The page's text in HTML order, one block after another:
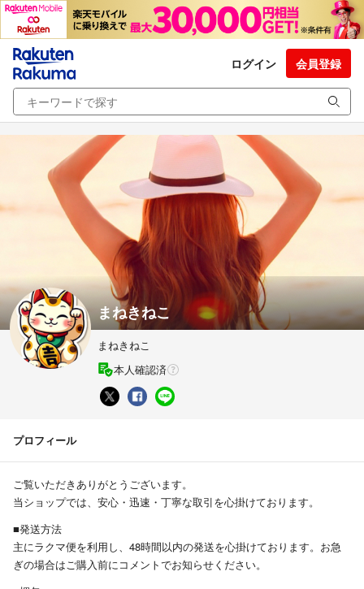
ログイン 会員登録
まねきねこ
まねきねこ
本人確認済
プロフィール
ご覧いただきありがとうございます。
当ショップでは、安心・迅速・丁寧な取引を心掛けております。
■発送方法
主にラクマ便を利用し、48時間以内の発送を心掛けております。お急
ぎの場合はご購入前にコメントでお知らせください。